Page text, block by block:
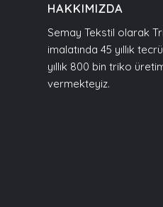
HAKKIMIZDA
Semay Tekstil olarak
imalatında 45 yıllık
yıllık 800 bin triko
vermekteyiz.